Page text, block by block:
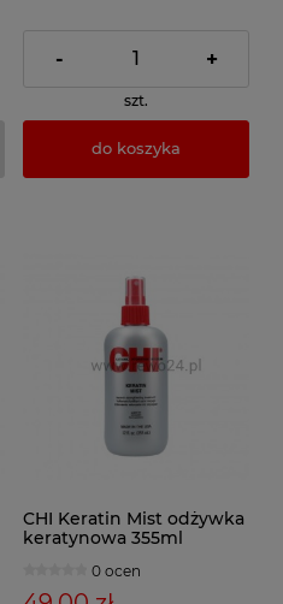
- +
szt.
do koszyka
CHI Keratin Mist odżywka
keratynowa 355ml
0 ocen